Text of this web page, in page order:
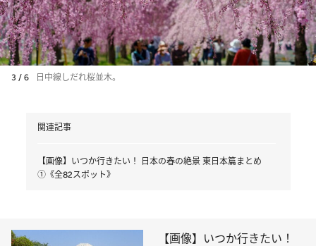
3 / 6 日中線しだれ桜並木。
関連記事
【画像】いつか行きたい！ 日本の春の絶景 東日本篇まとめ
①《全82スポット》
【画像】いつか行きたい！